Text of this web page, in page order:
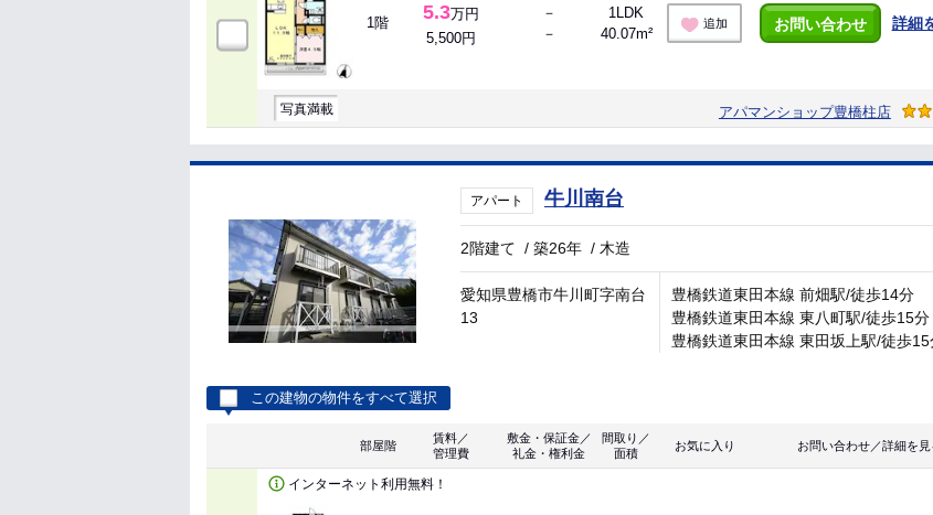
1階 5.3万円
5,500円
－
－
1LDK
40.07m²
追加 お問い合わせ 詳細
写真満載 アパマンショップ豊橋柱店
アパート 牛川南台
2階建て /築26年 / 木造
愛知県豊橋市牛川町字南台
13
豊橋鉄道東田本線 前畑駅/徒歩14分
豊橋鉄道東田本線 東八町駅/徒歩15分
豊橋鉄道東田本線 東田坂上駅/徒歩15
この建物の物件をすべて選択
部屋階
賃料／
管理費
敷金・保証金／
礼金・権利金
間取り／
面積
お気に入り お問い合わせ／詳細を見
インターネット利用無料！